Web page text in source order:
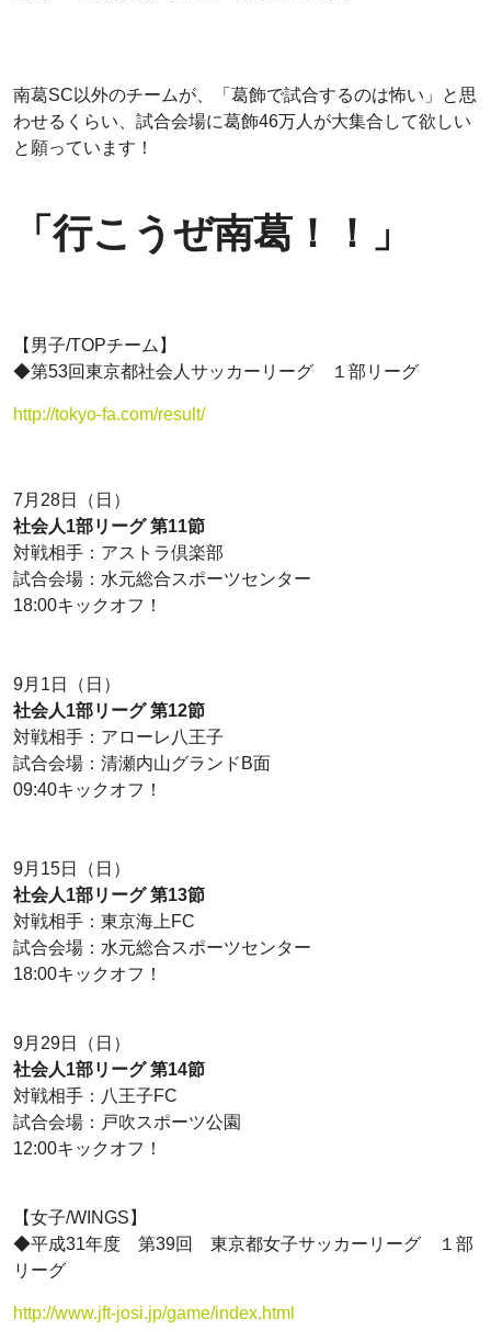
南葛SC以外のチームが、「葛飾で試合するのは怖い」と思
わせるくらい、試合会場に葛飾46万人が大集合して欲しい
と願っています！
「行こうぜ南葛！！」
【男子/TOPチーム】
◆第53回東京都社会人サッカーリーグ １部リーグ
http://tokyo-fa.com/result/
7月28日（日）
社会人1部リーグ 第11節
対戦相手：アストラ倶楽部
試合会場：水元総合スポーツセンター
18:00キックオフ！
9月1日（日）
社会人1部リーグ 第12節
対戦相手：アローレ八王子
試合会場：清瀬内山グランドB面
09:40キックオフ！
9月15日（日）
社会人1部リーグ 第13節
対戦相手：東京海上FC
試合会場：水元総合スポーツセンター
18:00キックオフ！
9月29日（日）
社会人1部リーグ 第14節
対戦相手：八王子FC
試合会場：戸吹スポーツ公園
12:00キックオフ！
【女子/WINGS】
◆平成31年度 第39回 東京都女子サッカーリーグ １部
リーグ
http://www.jft-josi.jp/game/index.html